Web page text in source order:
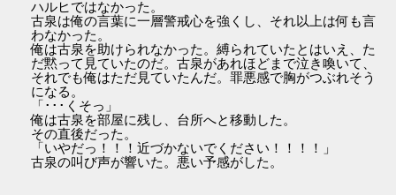
ハルヒではなかった。
古泉は俺の言葉に一層警戒心を強くし、それ以上は何も言
わなかった。
俺は古泉を助けられなかった。縛られていたとはいえ、た
だ黙って見ていたのだ。古泉があれほどまで泣き喚いて、
それでも俺はただ見ていたんだ。罪悪感で胸がつぶれそう
になる。
「･･･くそっ」
俺は古泉を部屋に残し、台所へと移動した。
その直後だった。
「いやだっ！！！近づかないでください！！！！」
古泉の叫び声が響いた。悪い予感がした。